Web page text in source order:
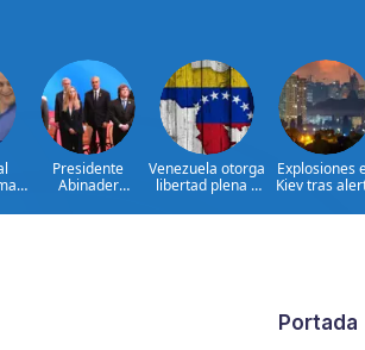
Presidente
Abinader
en Colombia y
Venezuela otorga
libertad plena a
Lourdes Afiuni
Explosiones
Kiev tras
balísticos
Portada